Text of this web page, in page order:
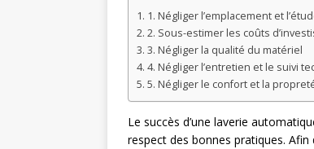
1. Négliger l’emplacement et
2. Sous-estimer les coûts
3. Négliger la qualité du matériel
4. Négliger l’entretien et le suivi
5. Négliger le confort et la
Le succès d’une laverie
respect des bonnes pratiques.